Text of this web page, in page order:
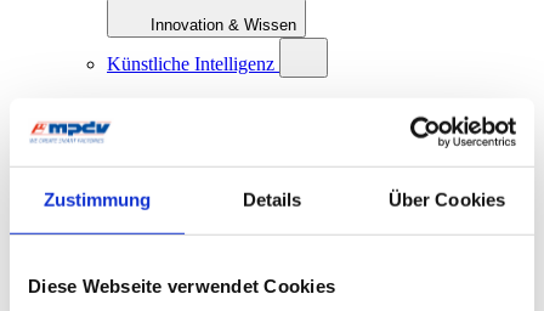
Zustimmung Details Über Cookies
Diese Webseite verwendet Cookies
Innovation & Wissen
Künstliche Intelligenz
KI: Definition und Geschichte
KI bei MPDV: AIMES